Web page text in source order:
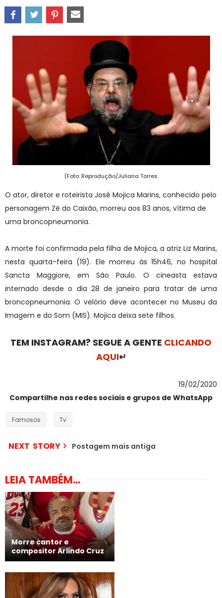
(Foto: Reprodução/Juliana Torres
O ator, diretor e roteirista José Mojica Marins, conhecido pelo
personagem Zé do Caixão, morreu aos 83 anos, vítima de
uma broncopneumonia.
A morte foi confirmada pela filha de Mojica, a atriz Liz Marins,
nesta quarta-feira (19). Ele morreu às 15h46, no hospital
Sancta Maggiore, em São Paulo. O cineasta estava
internado desde o dia 28 de janeiro para tratar de uma
broncopneumonia. O velório deve acontecer no Museu da
Imagem e do Som (MIS). Mojica deixa sete filhos.
TEM INSTAGRAM? SEGUE A GENTE CLICANDO
AQUI↵
19/02/2020
Compartilhe nas redes sociais e grupos de WhatsApp
Famosos Tv
NEXT STORY Postagem mais antiga
LEIA TAMBÉM...
Morre cantor e
compositor Arlindo Cruz